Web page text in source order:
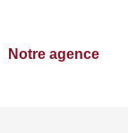
Notre agence